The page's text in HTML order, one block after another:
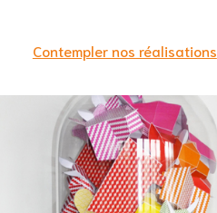
Contempler nos réalisations